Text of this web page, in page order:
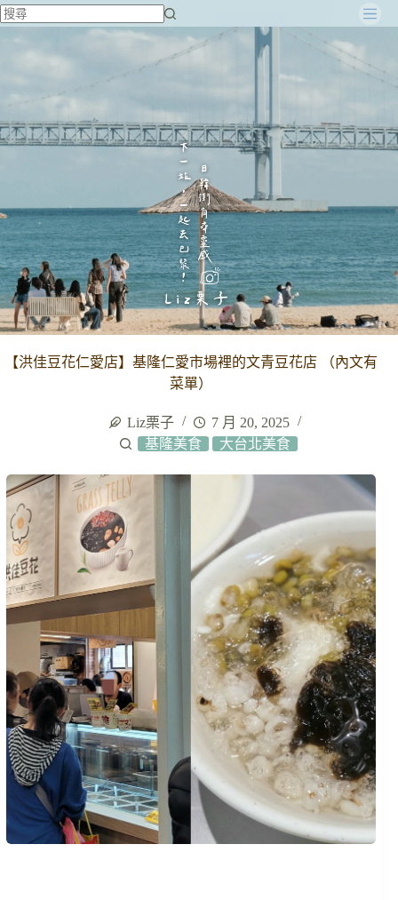
跳
容
【洪佳豆花仁愛店】基隆仁愛市場裡的文青豆花店 （內文有
菜單）
Liz栗子
7 月 20, 2025
基隆美食
大台北美食